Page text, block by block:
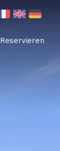
Reservieren